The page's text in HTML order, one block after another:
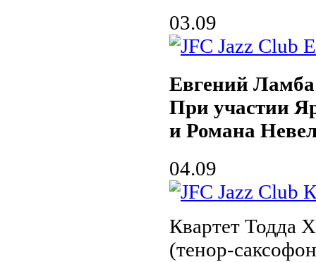
03.09
Евгений
При участии
и Романа
04.09
Квартет Тодда
(тенор-